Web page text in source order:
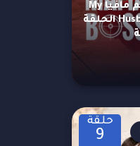
مسلسل زوجي زعيم مافيا My
Husband is a Mafia Boss الحلقة
حلقة
9